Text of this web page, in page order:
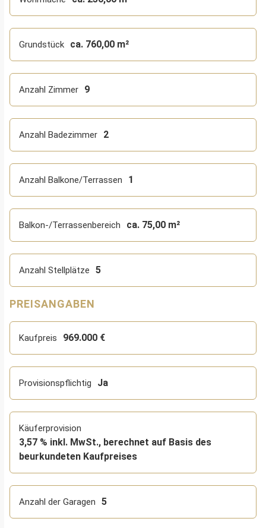
Grundstück ca. 760,00 m²
Anzahl Zimmer 9
Anzahl Badezimmer 2
Anzahl Balkone/Terrassen 1
Balkon-/Terrassenbereich ca. 75,00 m²
Anzahl Stellplätze 5
PREISANGABEN
Kaufpreis 969.000 €
Provisionspflichtig Ja
Käuferprovision
3,57 % inkl. MwSt., berechnet auf Basis des
beurkundeten Kaufpreises
Anzahl der Garagen 5